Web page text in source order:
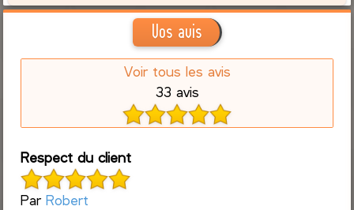
Vos avis
Voir tous les avis
33 avis
Respect du client
ParRobert